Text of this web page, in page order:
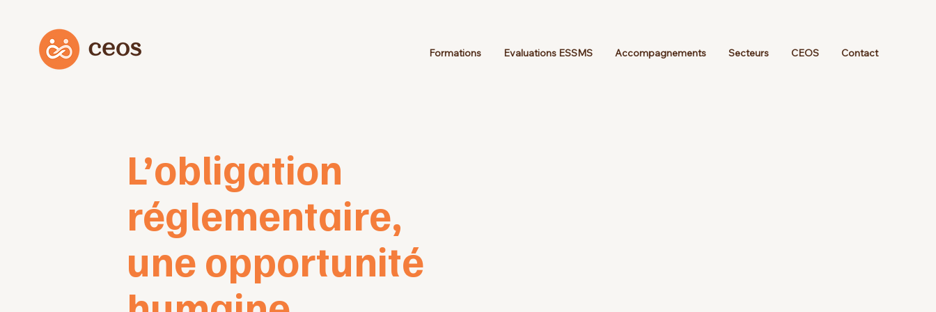
Formations Evaluations ESSMS Accompagnements Secteurs CEOS Contact
L’obligation
réglementaire,
une opportunité